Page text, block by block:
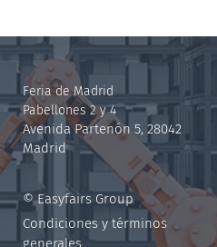
Feria de Madrid
Pabellones 2 y 4
Avenida Partenón 5, 28042
Madrid
© Easyfairs Group
Condiciones y términos
generales